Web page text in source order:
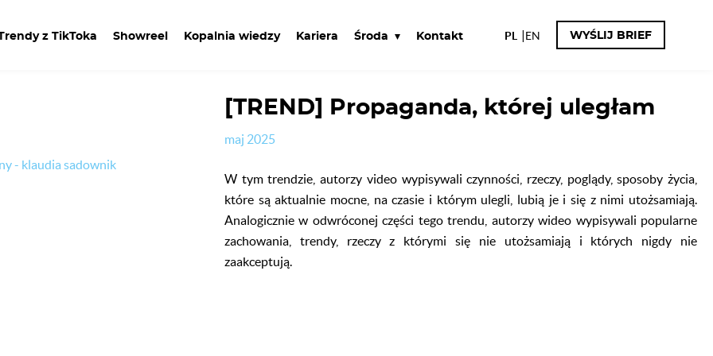
z TikToka Showreel Kopalnia wiedzy Kariera Środa Kontakt PL EN WYŚLIJ BRIEF
- klaudia sadownik
[TREND] Propaganda, której uległam
maj 2025
W tym trendzie, autorzy video wypisywali czynności, rzeczy, poglądy, sposoby życia,
które są aktualnie mocne, na czasie i którym ulegli, lubią je i się z nimi utożsamiają.
Analogicznie w odwróconej części tego trendu, autorzy wideo wypisywali popularne
zachowania, trendy, rzeczy z którymi się nie utożsamiają i których nigdy nie
zaakceptują.